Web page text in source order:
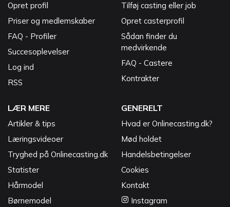
Opret profil
Priser og medlemskaber
FAQ - Profiler
Succesoplevelser
Log ind
RSS
Tilføj casting eller job
Opret casterprofil
Sådan finder du
medvirkende
FAQ - Castere
Kontrakter
LÆR MERE
Artikler & tips
Læringsvideoer
Tryghed på Onlinecasting.dk
Statister
Hårmodel
Børnemodel
GENERELT
Hvad er Onlinecasting.dk?
Mød holdet
Handelsbetingelser
Cookies
Kontakt
Instagram